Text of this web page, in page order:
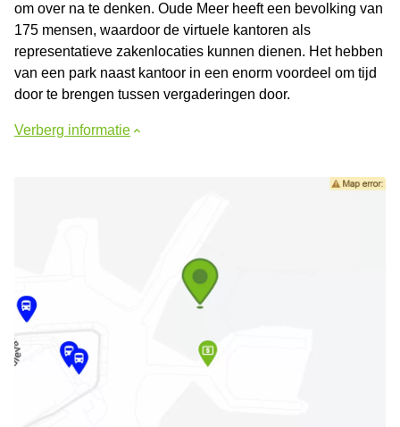
om over na te denken. Oude Meer heeft een bevolking van
175 mensen, waardoor de virtuele kantoren als
representatieve zakenlocaties kunnen dienen. Het hebben
van een park naast kantoor in een enorm voordeel om tijd
door te brengen tussen vergaderingen door.
Verberg informatie